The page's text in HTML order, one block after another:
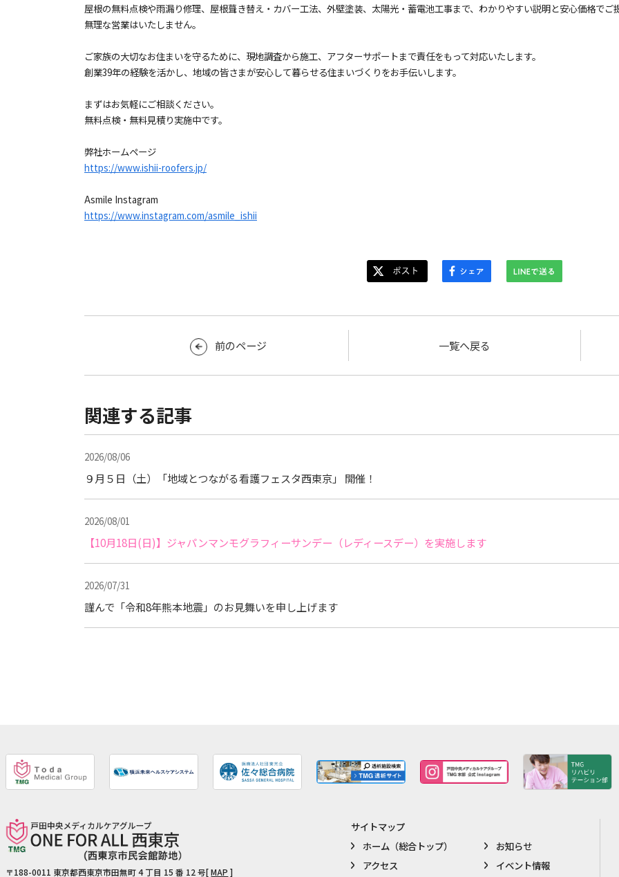
屋根の無料点検や雨漏り修理、屋根葺き替え・カバー工法、外壁塗装、太陽光・蓄電池工事まで、わかりやすい説明と安心価格でご
無理な営業はいたしません。
ご家族の大切なお住まいを守るために、現地調査から施工、アフターサポートまで責任をもって対応いたします。
創業39年の経験を活かし、地域の皆さまが安心して暮らせる住まいづくりをお手伝いします。
まずはお気軽にご相談ください。
無料点検・無料見積り実施中です。
弊社ホームページ
https://www.ishii-roofers.jp/
Asmile Instagram
https://www.instagram.com/asmile_ishii
前のページ 一覧へ戻る
関連する記事
2026/08/06
９月５日（土）「地域とつながる看護フェスタ西東京」 開催！
2026/08/01
【10月18日(日)】ジャパンマンモグラフィーサンデー（レディースデー）を実施します
2026/07/31
謹んで「令和8年熊本地震」のお見舞いを申し上げます
〒188-0011 東京都西東京市田無町 4 丁目 15 番 12 号[MAP ]
サイトマップ
ホーム（総合トップ）
お知らせ
アクセス
イベント情報